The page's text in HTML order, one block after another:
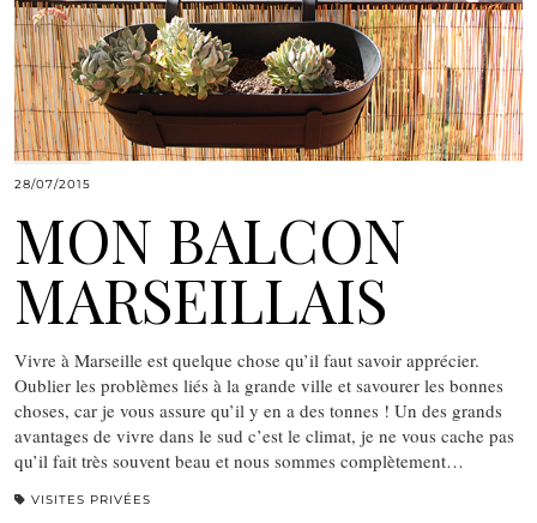
28/07/2015
MON BALCON
MARSEILLAIS
Vivre à Marseille est quelque chose qu’il faut savoir apprécier.
Oublier les problèmes liés à la grande ville et savourer les bonnes
choses, car je vous assure qu’il y en a des tonnes ! Un des grands
avantages de vivre dans le sud c’est le climat, je ne vous cache pas
qu’il fait très souvent beau et nous sommes complètement…
VISITES PRIVÉES